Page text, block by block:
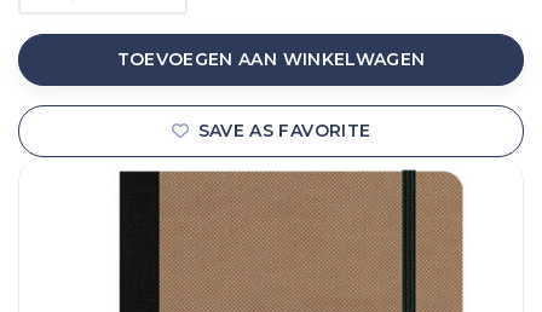
TOEVOEGEN AAN WINKELWAGEN
SAVE AS FAVORITE